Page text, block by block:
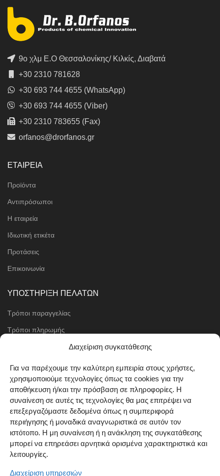
Διαχείριση συγκατάθεσης
Για να παρέχουμε την καλύτερη εμπειρία στους χρήστες,
χρησιμοποιούμε τεχνολογίες όπως τα cookies για την
αποθήκευση ή/και την πρόσβαση σε πληροφορίες. Η
συναίνεση σε αυτές τις τεχνολογίες θα μας επιτρέψει να
επεξεργαζόμαστε δεδομένα όπως η συμπεριφορά
περιήγησης ή μοναδικά αναγνωριστικά σε αυτόν τον
ιστότοπο. Η μη συναίνεση ή η ανάκληση της συγκατάθεσης
μπορεί να επηρεάσει αρνητικά ορισμένα χαρακτηριστικά και
λειτουργίες.
Διαχείριση υπηρεσιών
9ο χλμ Ε.Ο Θεσσαλονίκης/ Κιλκίς, Διαβατά
+30 2310 781628
+30 693 744 4655 (WhatsApp)
+30 693 744 4655 (Viber)
+30 2310 783655 (Fax)
orfanos@drorfanos.gr
ΕΤΑΙΡΕΙΑ
Προϊόντα
Αντιπρόσωποι
Η εταιρεία
Ιδιωτική ετικέτα
Προτάσεις
Επικοινωνία
ΥΠΟΣΤΗΡΙΞΗ ΠΕΛΑΤΩΝ
Τρόποι παραγγελίας
Τρόποι πληρωμής
Μέθοδοι αποστολής
Όροι χρήσης
Cookie Policy (EU)
ΑΚΟΛΟΥΘΗΣΤΕ ΜΑΣ